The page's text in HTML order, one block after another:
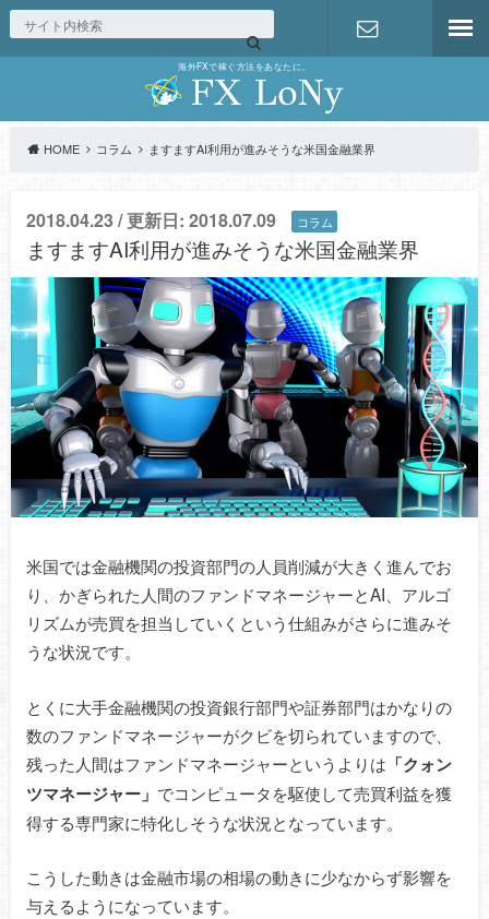
海外FXで稼ぐ方法をあなたに。
お問い合わ
HOME コラム ますますAI利用が進みそうな米国金融業界
2018.04.23 / 更新日: 2018.07.09 コラム
ますますAI利用が進みそうな米国金融業界
米国では金融機関の投資部門の人員削減が大きく進んでお
り、かぎられた人間のファンドマネージャーとAI、アルゴ
リズムが売買を担当していくという仕組みがさらに進みそ
うな状況です。
とくに大手金融機関の投資銀行部門や証券部門はかなりの
数のファンドマネージャーがクビを切られていますので、
残った人間はファンドマネージャーというよりは 「クォン
ツマネージャー」 でコンピュータを駆使して売買利益を獲
得する専門家に特化しそうな状況となっています。
こうした動きは金融市場の相場の動きに少なからず影響を
与えるようになっています。